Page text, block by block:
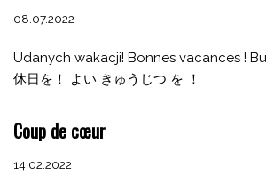
08.07.2022
Udanych wakacji! Bonnes vacances !
休日を！ よい きゅうじつ を ！
Coup de cœur
14.02.2022